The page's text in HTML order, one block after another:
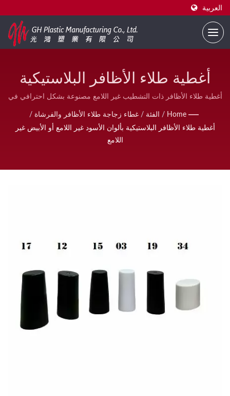
العربية
أغطية طلاء الأظافر البلاستيكية
بألوان الأسود غير اللامع أو الأبيض
غير اللامع
أغطية طلاء الأظافر ذات التشطيب غير اللامع مصنوعة بشكل احترافي في
عبوات مستحضرات التجميل الذين يبحثون عن جمالية أنيقة وعصرية.
Home
/ الفئة / غطاء زجاجة طلاء الأظافر والفرشاة /
أغطية طلاء الأظافر البلاستيكية بألوان الأسود غير اللامع أو الأبيض غير
اللامع